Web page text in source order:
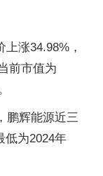
涨34.98%，
前市值为
鹏辉能源近三
低为2024年